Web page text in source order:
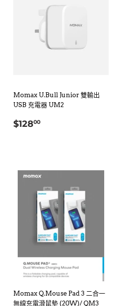
Momax U.Bull Junior 雙輸出
USB 充電器 UM2
定
$12800
Momax Q.Mouse Pad 3 二合一
無線充電滑鼠墊 (20W)/ QM3